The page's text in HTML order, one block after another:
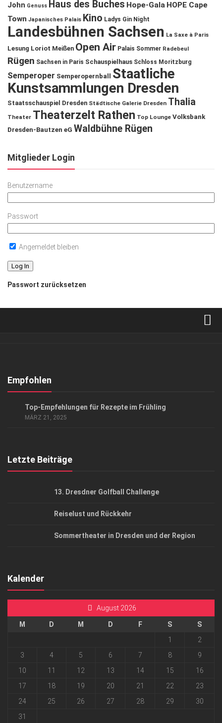
John Genuss Haus des Buches Hope-Gala HOPE Cape
Town Japanisches Palais Kino Ladys Gin Night
Landesbühnen Sachsen La Saxe à Paris
Lesung Loriot Meißen Open Air Palais Sommer Radebeul
Rügen Sachsen in Paris Schauspielhaus Schloss Moritzburg
Semperoper Semperopernball
Staatliche
Kunstsammlungen Dresden
Staatsschauspiel Dresden Städtische Galerie Dresden Thalia
Theater Theaterzelt Rathen Top Lounge Volksbank
Dresden-Bautzen eG Waldbühne Rügen
Mitglieder Login
Benutzername
Passwort
Angemeldet bleiben
Passwort zurücksetzen
Kontakt, Impressum
Empfohlen
Top-Empfehlungen für Rezepte im Frühling
MÄRZ 21, 2025
Letzte Beiträge
13. Dresdner Golfball Challenge
Reiselust und Rückkehr
Sommertheater in Dresden und der Region
Kalender
August 2026
M D M D F S
S
1
2
3
4 5 6 7 8
9
10
11 12 13 14 15
16
17
18 19 20 21 22
23
24
25 26 27 28 29
30
31